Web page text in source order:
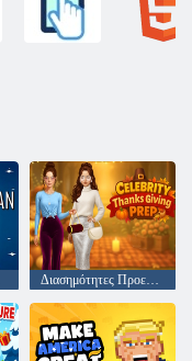
Διασημότητες Προετοιμασία για την Ημέρα των Ευχαριστιών